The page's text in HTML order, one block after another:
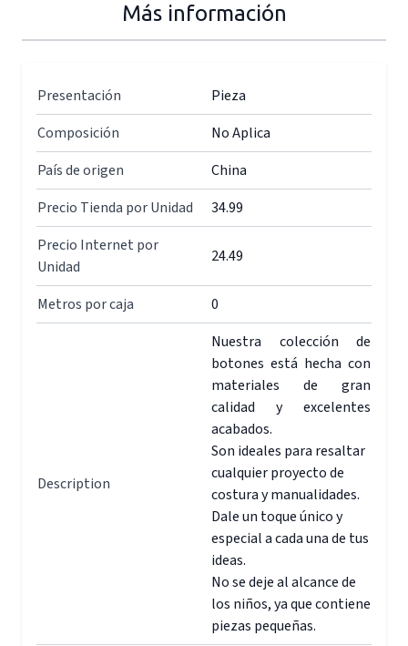
Más información
Presentación
Pieza
Composición
No Aplica
País de origen
China
Precio Tienda por Unidad
34.99
Precio Internet por
Unidad
24.49
Metros por caja 0
Description
Nuestra colección de
botones está hecha con
materiales de gran
calidad y excelentes
acabados.
Son ideales para resaltar
cualquier proyecto de
costura y manualidades.
Dale un toque único y
especial a cada una de tus
ideas.
No se deje al alcance de
los niños, ya que contiene
piezas pequeñas.